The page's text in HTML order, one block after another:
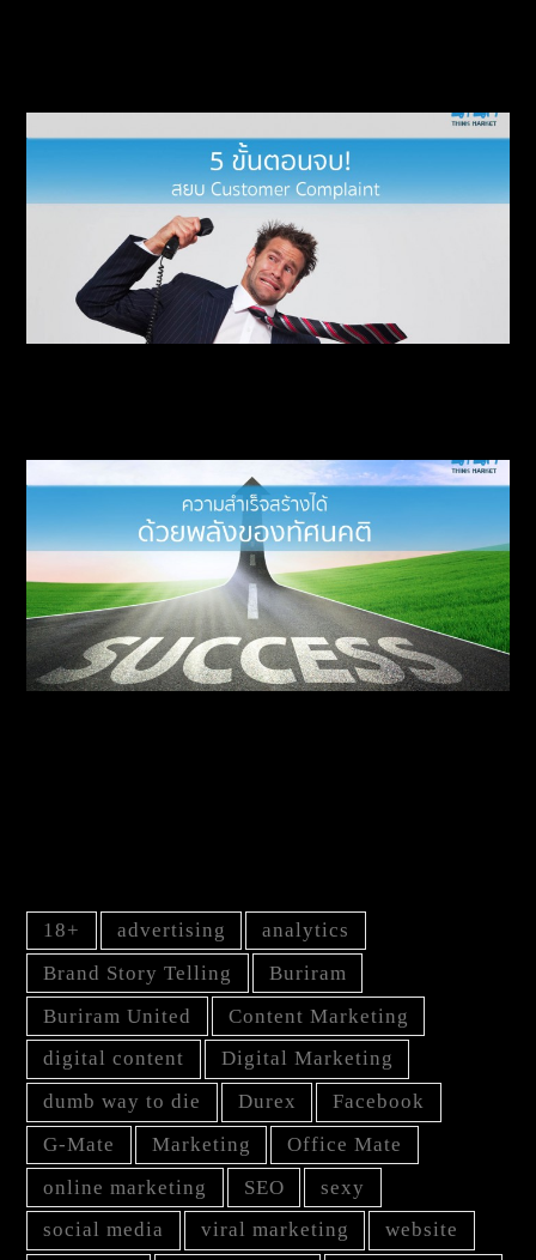
18+ advertising
analytics
Brand Story Telling
Buriram
Buriram United
Content Marketing
digital content
Digital Marketing
dumb way to die
Durex
Facebook
G-Mate
Marketing
Office Mate
online marketing
SEO
sexy
social media
viral marketing
website